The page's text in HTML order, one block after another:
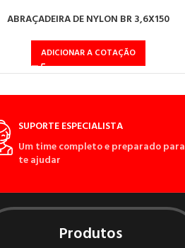
ABRAÇADEIRA DE NYLON BR 3,6X150
ADICIONAR A COTAÇÃO
SUPORTE ESPECIALISTA
Um time completo e preparado para
te ajudar
Produtos